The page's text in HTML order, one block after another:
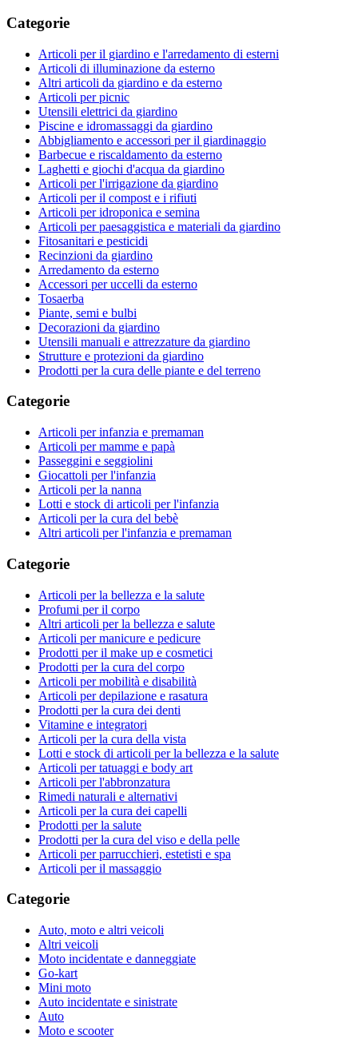
Categorie
Articoli per il giardino e l'arredamento di esterni
Articoli di illuminazione da esterno
Altri articoli da giardino e da esterno
Articoli per picnic
Utensili elettrici da giardino
Piscine e idromassaggi da giardino
Abbigliamento e accessori per il giardinaggio
Barbecue e riscaldamento da esterno
Laghetti e giochi d'acqua da giardino
Articoli per l'irrigazione da giardino
Articoli per il compost e i rifiuti
Articoli per idroponica e semina
Articoli per paesaggistica e materiali da giardino
Fitosanitari e pesticidi
Recinzioni da giardino
Arredamento da esterno
Accessori per uccelli da esterno
Tosaerba
Piante, semi e bulbi
Decorazioni da giardino
Utensili manuali e attrezzature da giardino
Strutture e protezioni da giardino
Prodotti per la cura delle piante e del terreno
Categorie
Articoli per infanzia e premaman
Articoli per mamme e papà
Passeggini e seggiolini
Giocattoli per l'infanzia
Articoli per la nanna
Lotti e stock di articoli per l'infanzia
Articoli per la cura del bebè
Altri articoli per l'infanzia e premaman
Categorie
Articoli per la bellezza e la salute
Profumi per il corpo
Altri articoli per la bellezza e salute
Articoli per manicure e pedicure
Prodotti per il make up e cosmetici
Prodotti per la cura del corpo
Articoli per mobilità e disabilità
Articoli per depilazione e rasatura
Prodotti per la cura dei denti
Vitamine e integratori
Articoli per la cura della vista
Lotti e stock di articoli per la bellezza e la salute
Articoli per tatuaggi e body art
Articoli per l'abbronzatura
Rimedi naturali e alternativi
Articoli per la cura dei capelli
Prodotti per la salute
Prodotti per la cura del viso e della pelle
Articoli per parrucchieri, estetisti e spa
Articoli per il massaggio
Categorie
Auto, moto e altri veicoli
Altri veicoli
Moto incidentate e danneggiate
Go-kart
Mini moto
Auto incidentate e sinistrate
Auto
Moto e scooter